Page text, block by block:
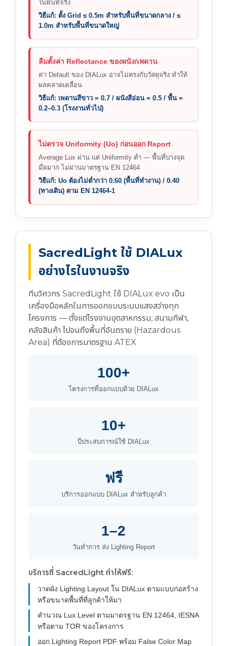
ในพื้นที่จริง
วิธีแก้: ตั้ง Grid ≤ 0.5m สำหรับพื้นที่ขนาดกลาง / ≤
1.0m สำหรับพื้นที่ขนาดใหญ่
ลืมตั้งค่า Reflectance ของผนัง/เพดาน
ค่า Default ของ DIALux อาจไม่ตรงกับวัสดุจริง ทำให้
ผลคลาดเคลื่อน
วิธีแก้: เพดานสีขาว = 0.7 / ผนังสีอ่อน = 0.5 / พื้น =
0.2–0.3 (โรงงานทั่วไป)
ไม่ตรวจ Uniformity (Uo) ก่อนออก Report
Average Lux ผ่าน แต่ Uniformity ต่ำ — พื้นที่บางจุด
มืดมาก ไม่ผ่านมาตรฐาน EN 12464
วิธีแก้: Uo ต้องไม่ต่ำกว่า 0.60 (พื้นที่ทำงาน) / 0.40
(ทางเดิน) ตาม EN 12464-1
SacredLight ใช้ DIALux
อย่างไรในงานจริง
ทีมวิศวกร SacredLight ใช้ DIALux evo เป็น
เครื่องมือหลักในการออกแบบระบบแสงสว่างทุก
โครงการ — ตั้งแต่โรงงานอุตสาหกรรม, สนามกีฬา,
คลังสินค้า ไปจนถึงพื้นที่อันตราย (Hazardous
Area) ที่ต้องการมาตรฐาน ATEX
100+
โครงการที่ออกแบบด้วย DIALux
10+
ปีประสบการณ์ใช้ DIALux
ฟรี
บริการออกแบบ DIALux สำหรับลูกค้า
1–2
วันทำการ ส่ง Lighting Report
บริการที่ SacredLight ทำให้ฟรี:
วาดผัง Lighting Layout ใน DIALux ตามแบบก่อสร้าง
หรือขนาดพื้นที่ที่ลูกค้าให้มา
คำนวณ Lux Level ตามมาตรฐาน EN 12464, IESNA
หรือตาม TOR ของโครงการ
ออก Lighting Report PDF พร้อม False Color Map